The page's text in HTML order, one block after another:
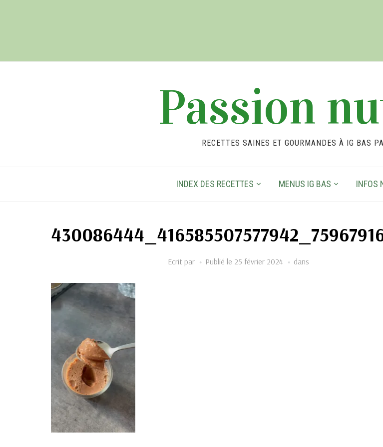
Passion
RECETTES SAINES ET GOURMANDES À IG BAS
INDEX DES RECETTES MENUS IG BAS INFOS
Ecrit par Publié le 25 février 2024 dans